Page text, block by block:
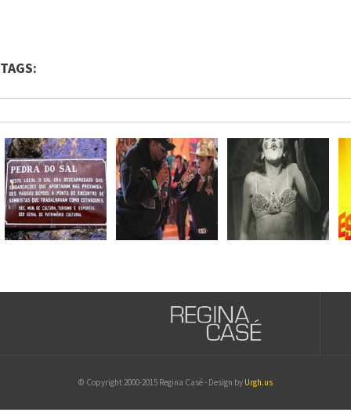
TAGS:
© Copyright 2000-2015 Regina Casé - Design by Urgh.us